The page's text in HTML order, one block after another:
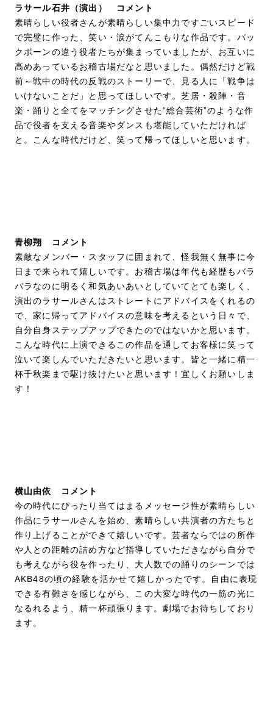
ラサール石井（演出） コメント
素晴らしい役者さんが素晴らしい集中力ですごいスピード
で完璧に作った、笑い・涙がてんこもりな作品です。バッ
クボーンの違う役者たちが集まっていましたが、お互いに
高めあっているお稽古場だなと思いました。偶然だけど戦
前～戦中の時代の反戦のストーリーで、見る人に「戦争は
いけないことだ」と思ってほしいです。芝居・殺陣・音
楽・踊りと全てをマッチングさせた“総合芸術”のような作
品で役者を支える音楽やダンスも堪能していただければ
と。こんな時代だけど、笑って帰ってほしいと思います。
青柳翔 コメント
素敵なメンバー・スタッフに囲まれて、怪我無く無事に今
日まで来られて嬉しいです。お稽古場は年代も経歴もバラ
バラなのに明るく和気あいあいとしていてとても楽しく、
演出のラサールさんはストレートにアドバイスをくれるの
で、家に帰ってアドバイスの意味を考えるという日々で、
自分自身ステップアップできたのではないかと思います。
こんな時代に上演できるこの作品を通してお客様に笑って
泣いて楽しんでいただきたいと思います。皆と一緒に精一
杯千秋楽まで駆け抜けたいと思います！宜しくお願いしま
す！
横山由依 コメント
今の時代にぴったり当てはまるメッセージ性が素晴らしい
作品にラサールさんを始め、素晴らしい共演者の方たちと
作り上げることができて嬉しいです。芸者ならではの所作
や人との距離の詰め方など指導していただきながら自分で
も考えながら役を作ったり、大人数での踊りのシーンでは
AKB48の頃の経験を活かせて嬉しかったです。自由に表現
できる有難さを感じながら、この大変な時代の一筋の光に
なるれるよう、精一杯頑張ります。劇場でお待ちしており
ます。